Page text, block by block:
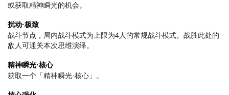
或获取精神瞬光的机会。
扰动·极致
战斗节点，局内战斗模式为上限为4人的常规战斗模式。战胜此处的
敌人可通关本次思维演绎。
精神瞬光·核心
获取一个「精神瞬光·核心」。